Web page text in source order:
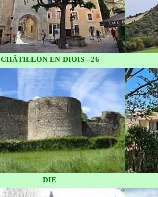
CHÂTILLON EN DIOIS - 26
DIE